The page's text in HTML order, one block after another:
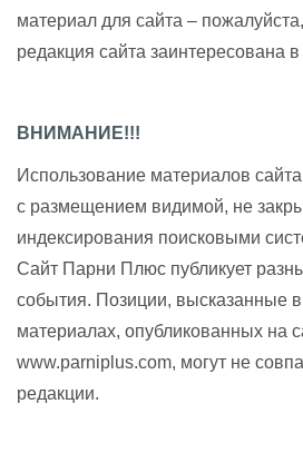
материал для сайта – пожалуйста,
редакция сайта заинтересована в
ВНИМАНИЕ!!!
Использование материалов
с размещением видимой, не
индексирования поисковыми
Сайт Парни Плюс публикует
события. Позиции, высказанные в
материалах, опубликованных на
www.parniplus.com, могут не
редакции.